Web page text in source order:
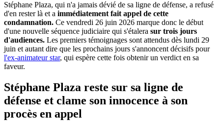
Stéphane Plaza, qui n'a jamais dévié de sa ligne de défense, a refusé
d'en rester là et a immédiatement fait appel de cette
condamnation. Ce vendredi 26 juin 2026 marque donc le début
d'une nouvelle séquence judiciaire qui s'étalera sur trois jours
d'audiences. Les premiers témoignages sont attendus dès lundi 29
juin et autant dire que les prochains jours s'annoncent décisifs pour
l'ex-animateur star, qui espère cette fois obtenir un verdict en sa
faveur.
Stéphane Plaza reste sur sa ligne de
défense et clame son innocence à son
procès en appel